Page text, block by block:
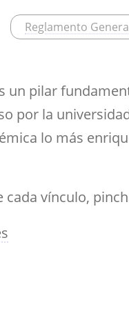
fin de estudios
biblioteca
investigadores
Reglamento
un pilar
por la
lo más
cada vínculo,